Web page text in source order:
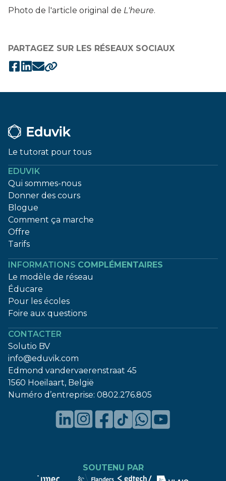
Photo de l'article original de L'heure.
PARTAGEZ SUR LES RÉSEAUX SOCIAUX
Le tutorat pour tous
EDUVIK
Qui sommes-nous
Donner des cours
Blogue
Comment ça marche
Offre
Tarifs
INFORMATIONS COMPLÉMENTAIRES
Le modèle de réseau
Éducare
Pour les écoles
Foire aux questions
CONTACTER
Solutio BV
info@eduvik.com
Edmond vandervaerenstraat 45
1560 Hoeilaart, België
Numéro d’entreprise: 0802.276.805
SOUTENU PAR